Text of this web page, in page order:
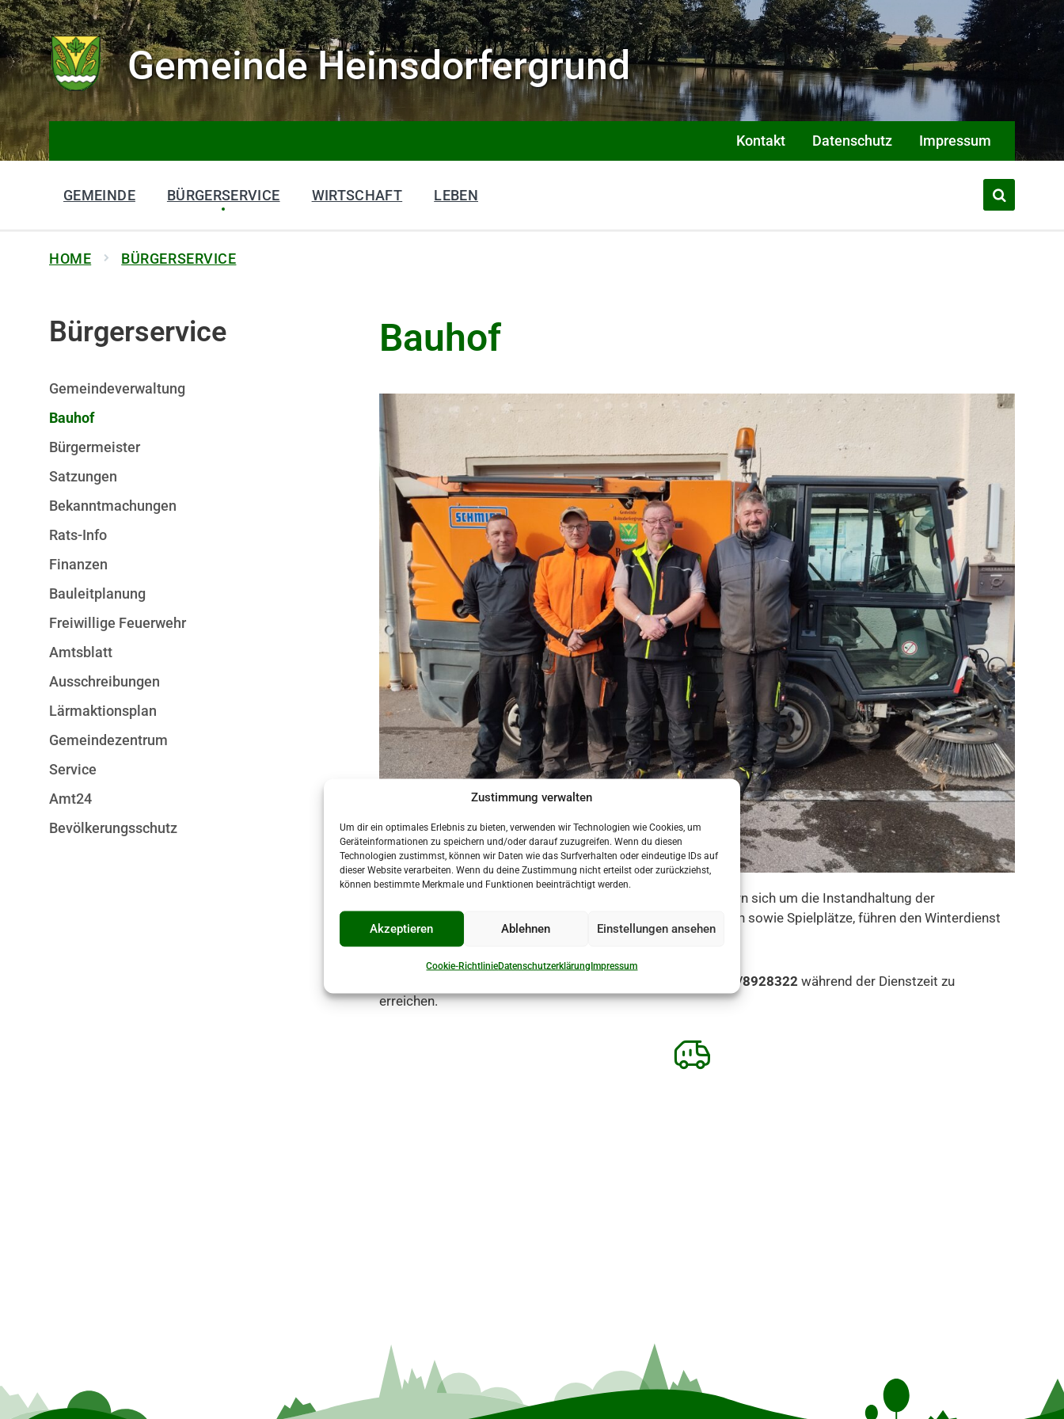
Zustimmung verwalten
Um dir ein optimales Erlebnis zu bieten, verwenden wir Technologien wie Cookies, um
Geräteinformationen zu speichern und/oder darauf zuzugreifen. Wenn du diesen
Technologien zustimmst, können wir Daten wie das Surfverhalten oder eindeutige IDs auf
dieser Website verarbeiten. Wenn du deine Zustimmung nicht erteilst oder zurückziehst,
können bestimmte Merkmale und Funktionen beeinträchtigt werden.
Akzeptieren Ablehnen Einstellungen ansehen
Cookie-RichtlinieDatenschutzerklärungImpressum
Gemeinde Heinsdorfergrund
Kontakt Datenschutz Impressum
GEMEINDE BÜRGERSERVICE WIRTSCHAFT LEBEN
HOME BÜRGERSERVICE
Bauhof
Unsere vier Mitarbeiter des Bauhofes der Gemeinde kümmern sich um die Instandhaltung der
Gemeindeobjekte, die Pflege aller Außenanlagen, Grünflächen sowie Spielplätze, führen den Winterdienst
durch, unterstützen bei Gemeindeveranstaltungen uvm.
0172/8928322 während der Dienstzeit zu
erreichen.
Bürgerservice
Gemeindeverwaltung
Bauhof
Bürgermeister
Satzungen
Bekanntmachungen
Rats-Info
Finanzen
Bauleitplanung
Freiwillige Feuerwehr
Amtsblatt
Ausschreibungen
Lärmaktionsplan
Gemeindezentrum
Service
Amt24
Bevölkerungsschutz